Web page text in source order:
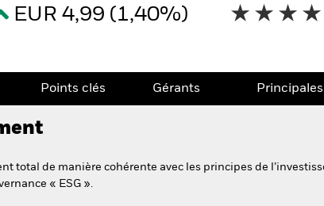
EUR 4,99 (1,40%)
Points clés Gérants
total de manière cohérente avec les principes de
« ESG ».